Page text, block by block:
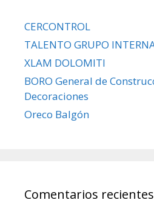
CERCONTROL
TALENTO GRUPO
XLAM DOLOMITI
BORO General de
Decoraciones
Oreco Balgón
Comentarios recientes